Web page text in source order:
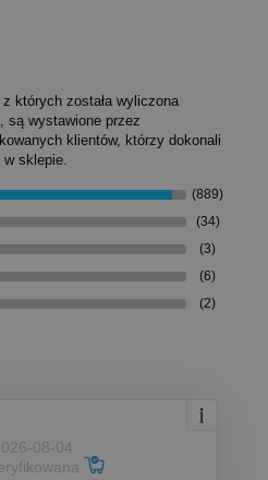
których została wyliczona
są wystawione przez
klientów, którzy dokonali
w sklepie.
(889)
(34)
(3)
(6)
(2)
08-04